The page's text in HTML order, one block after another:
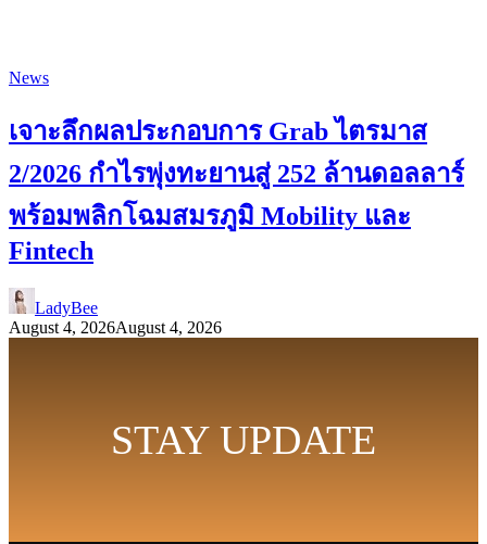
News
เจาะลึกผลประกอบการ Grab ไตรมาส
2/2026 กำไรพุ่งทะยานสู่ 252 ล้านดอลลาร์
พร้อมพลิกโฉมสมรภูมิ Mobility และ
Fintech
LadyBee
August 4, 2026August 4, 2026
STAY UPDATE